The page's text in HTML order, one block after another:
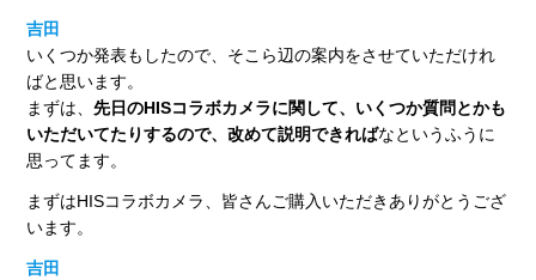
吉田
いくつか発表もしたので、そこら辺の案内をさせていただけれ
ばと思います。
まずは、先日のHISコラボカメラに関して、いくつか質問とかも
いただいてたりするので、改めて説明できればなというふうに
思ってます。
まずはHISコラボカメラ、皆さんご購入いただきありがとうござ
います。
吉田